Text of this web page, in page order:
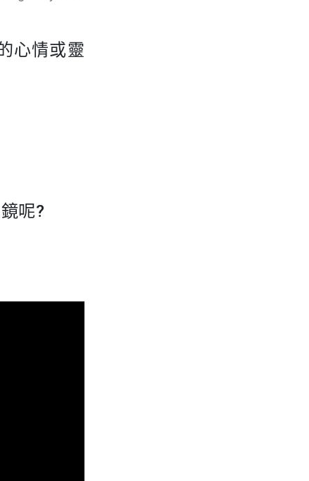
心情或靈
呢?